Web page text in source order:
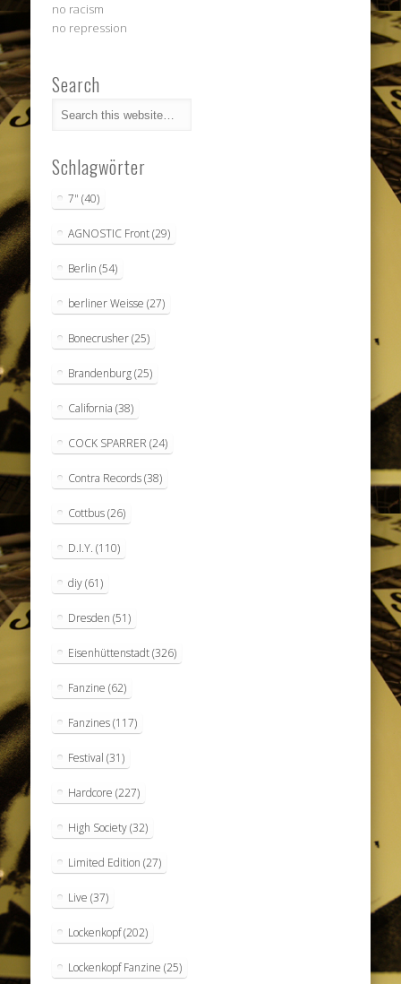
no racism
no repression
Search
Schlagwörter
7" (40)
AGNOSTIC Front(29)
Berlin (54)
berliner Weisse (27)
Bonecrusher(25)
Brandenburg(25)
California (38)
COCK SPARRER (24)
Contra Records(38)
Cottbus(26)
D.I.Y. (110)
diy(61)
Dresden (51)
Eisenhüttenstadt(326)
Fanzine (62)
Fanzines(117)
Festival (31)
Hardcore (227)
High Society(32)
Limited Edition (27)
Live (37)
Lockenkopf(202)
Lockenkopf Fanzine (25)